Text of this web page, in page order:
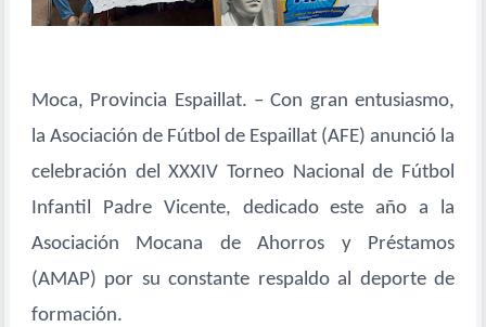
Moca, Provincia Espaillat. – Con gran entusiasmo,
la Asociación de Fútbol de Espaillat (AFE) anunció la
celebración del XXXIV Torneo Nacional de Fútbol
Infantil Padre Vicente, dedicado este año a la
Asociación Mocana de Ahorros y Préstamos
(AMAP) por su constante respaldo al deporte de
formación.